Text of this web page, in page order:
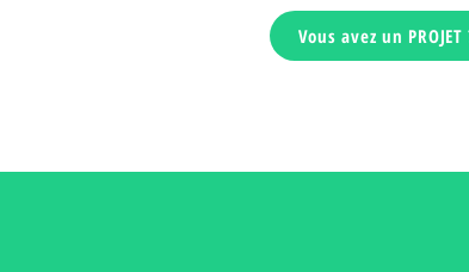
Vous avez un PROJET